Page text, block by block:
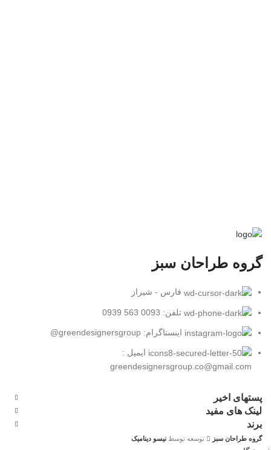
گروه طراحان سبز
فارس - شیراز
تلفن: 0093 563 0939
اینستاگرام: greendesignersgroup@
ایمیل :
greendesignersgroup.co@gmail.com
پستهای اخیر
لینک های مفید
برند
گروه طراحان سبز توسعه توسط نیسو دینامیک